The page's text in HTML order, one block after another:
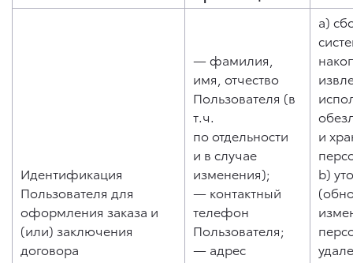
Идентификация
Пользователя для
оформления заказа и
(или) заключения
договора
— фамилия,
имя, отчество
Пользователя (в
т.ч.
по отдельности
и в случае
изменения);
— контактный
телефон
Пользователя;
— адрес
a)
и
b)